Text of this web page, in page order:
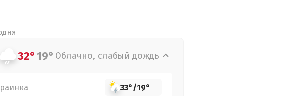
32°19° Облачно, слабый дождь
33°/19°